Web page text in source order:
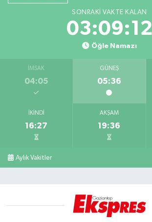
SONRAKI VAKTE KALAN
03:09:11
Öğle Namazı
İMSAK
04:05
GÜNEŞ
05:36
İKINDI
16:27
AKŞAM
19:36
Aylık Vakitler